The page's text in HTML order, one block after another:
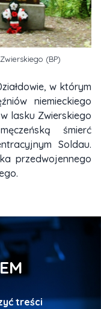
(BP)
w którym
niemieckiego
lasku Zwierskiego
śmierć
Soldau.
przedwojennego
treści